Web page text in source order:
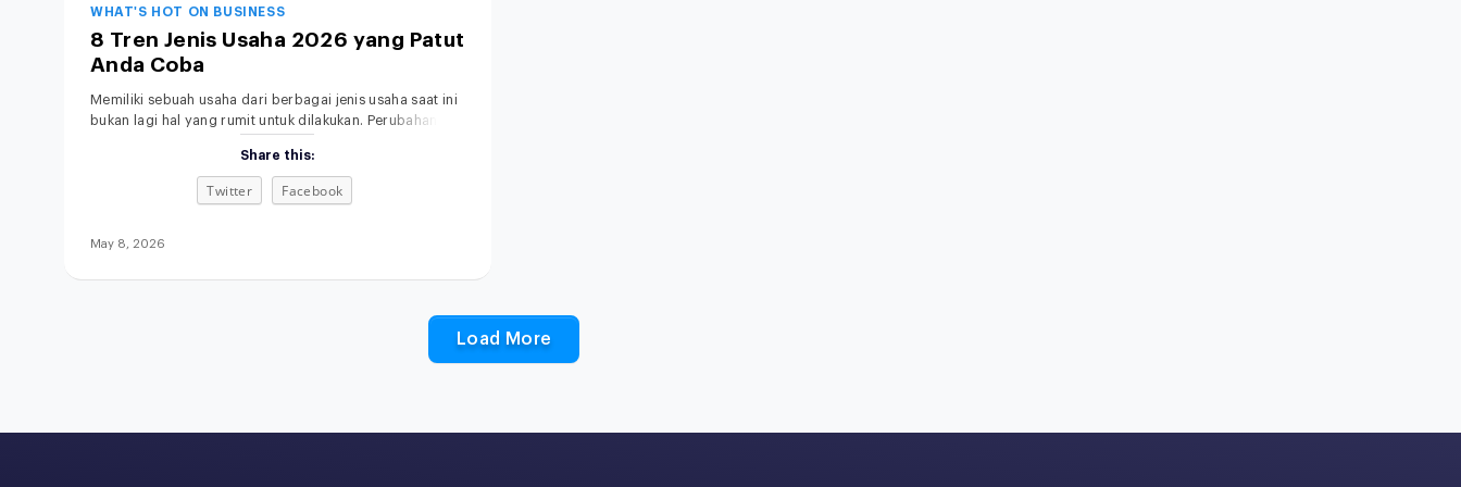
WHAT'S HOT ON BUSINESS
8 Tren Jenis Usaha 2026 yang Patut
Anda Coba
Memiliki sebuah usaha dari berbagai jenis usaha saat ini
bukan lagi hal yang rumit untuk dilakukan. Perubahan
terbukanya akses informasi membuat siapa pun punya
kesempatan untuk memulai bisnis, bahkan dari skala
kecil sekalipun. Menariknya, di tahun 2026, peluang
juga dari perubahan
Share this:
Twitter Facebook
May 8, 2026
Load More